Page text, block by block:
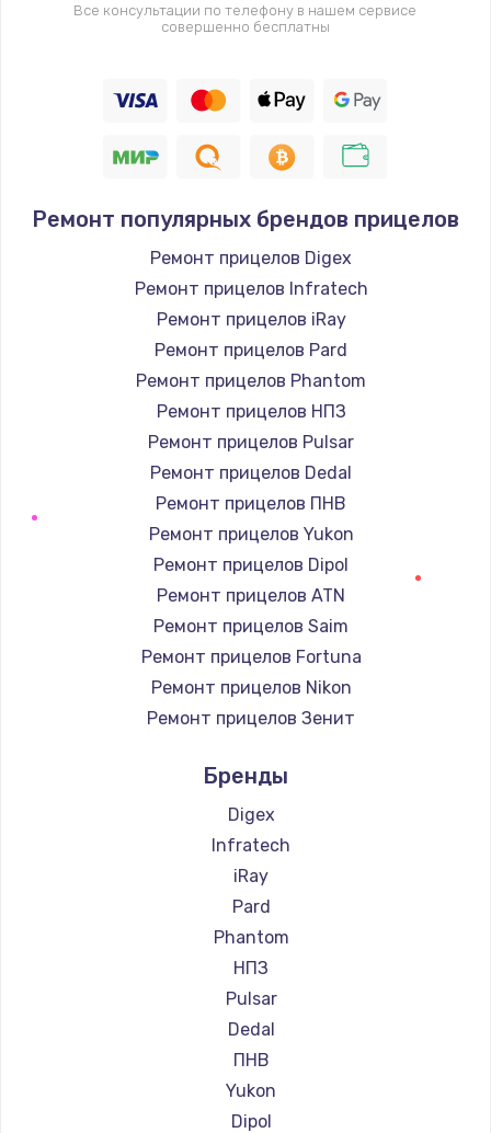
Все консультации по телефону в нашем сервисе
совершенно бесплатны
Ремонт популярных брендов прицелов
Ремонт прицелов Digex
Ремонт прицелов Infratech
Ремонт прицелов iRay
Ремонт прицелов Pard
Ремонт прицелов Phantom
Ремонт прицелов НПЗ
Ремонт прицелов Pulsar
Ремонт прицелов Dedal
Ремонт прицелов ПНВ
Ремонт прицелов Yukon
Ремонт прицелов Dipol
Ремонт прицелов ATN
Ремонт прицелов Saim
Ремонт прицелов Fortuna
Ремонт прицелов Nikon
Ремонт прицелов Зенит
Ремонт прицелов Artelv
Ремонт прицелов Hakko
Ремонт прицелов HALES
Ремонт прицелов Leica
Ремонт прицелов Vector Optics
Ремонт прицелов Carl Zeiss
Ремонт прицелов Zeiss
Ремонт прицелов AGM Global Vision
Ремонт прицелов Pilad
Ремонт прицелов Arkon
Ремонт прицелов ANYSMART
Ремонт прицелов FLIR
Бренды
Digex
Infratech
iRay
Pard
Phantom
НПЗ
Pulsar
Dedal
ПНВ
Yukon
Dipol